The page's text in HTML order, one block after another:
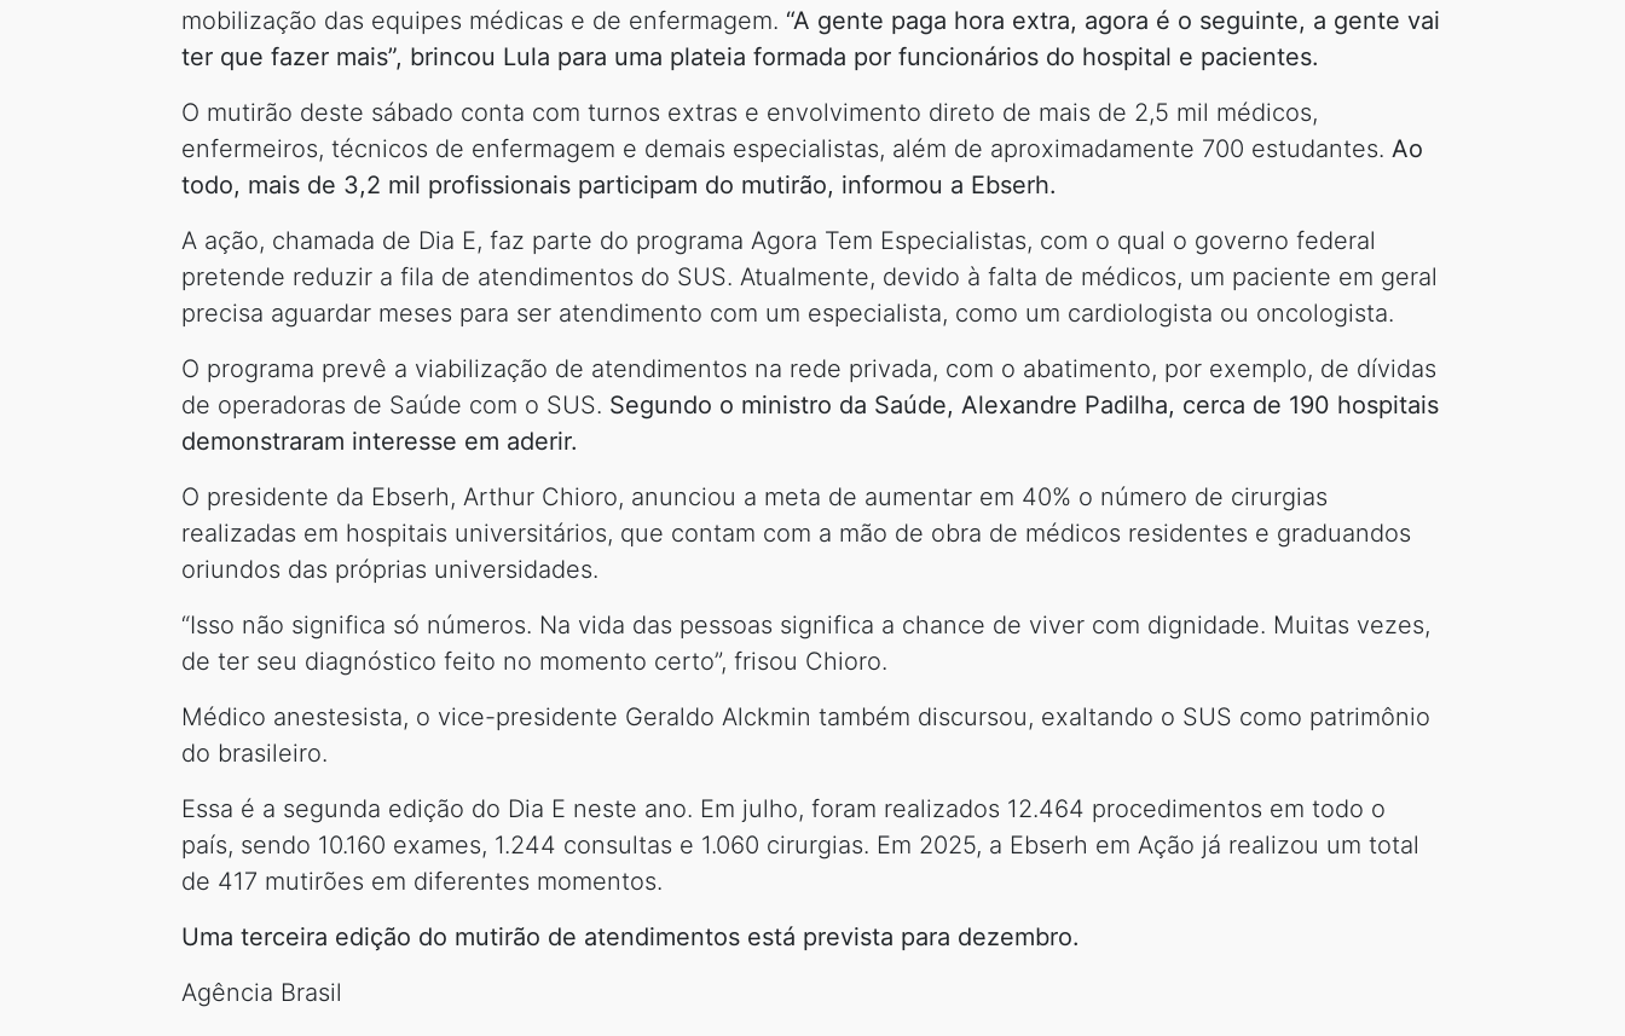
mobilização das equipes médicas e de enfermagem. “A gente paga hora extra, agora é o seguinte, a gente vai
ter que fazer mais”, brincou Lula para uma plateia formada por funcionários do hospital e pacientes.
O mutirão deste sábado conta com turnos extras e envolvimento direto de mais de 2,5 mil médicos,
enfermeiros, técnicos de enfermagem e demais especialistas, além de aproximadamente 700 estudantes. Ao
todo, mais de 3,2 mil profissionais participam do mutirão, informou a Ebserh.
A ação, chamada de Dia E, faz parte do programa Agora Tem Especialistas, com o qual o governo federal
pretende reduzir a fila de atendimentos do SUS. Atualmente, devido à falta de médicos, um paciente em geral
precisa aguardar meses para ser atendimento com um especialista, como um cardiologista ou oncologista.
O programa prevê a viabilização de atendimentos na rede privada, com o abatimento, por exemplo, de dívidas
de operadoras de Saúde com o SUS. Segundo o ministro da Saúde, Alexandre Padilha, cerca de 190 hospitais
demonstraram interesse em aderir.
O presidente da Ebserh, Arthur Chioro, anunciou a meta de aumentar em 40% o número de cirurgias
realizadas em hospitais universitários, que contam com a mão de obra de médicos residentes e graduandos
oriundos das próprias universidades.
“Isso não significa só números. Na vida das pessoas significa a chance de viver com dignidade. Muitas vezes,
de ter seu diagnóstico feito no momento certo”, frisou Chioro.
Médico anestesista, o vice-presidente Geraldo Alckmin também discursou, exaltando o SUS como patrimônio
do brasileiro.
Essa é a segunda edição do Dia E neste ano. Em julho, foram realizados 12.464 procedimentos em todo o
país, sendo 10.160 exames, 1.244 consultas e 1.060 cirurgias. Em 2025, a Ebserh em Ação já realizou um total
de 417 mutirões em diferentes momentos.
Uma terceira edição do mutirão de atendimentos está prevista para dezembro.
Agência Brasil